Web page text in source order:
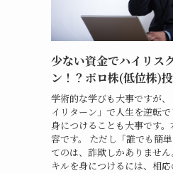
少ない資金でハイリス
ン！？ボロ株(低位株)
学術的な学びも大事ですが
イリターン」で人生を逆転
身につけることも大事です
容です。 ただし「誰でも簡
てのは、詐欺しかありませ
キルを身につけるには、相応